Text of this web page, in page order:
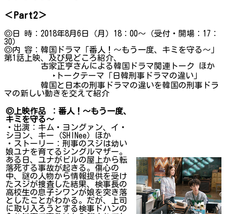
＜Part2＞
◎日 時：2018年8月6日（月）18：00～（受付・開場：17：
30）
◎内 容：韓国ドラマ「番人！～もう一度、キミを守る～」
第1話上映、及び見どころ紹介、
古家正亨さんによる韓国ドラマ関連トーク ほか
‣トークテーマ「日韓刑事ドラマの違い」
韓国と日本の刑事ドラマの違いを韓国の刑事ドラ
マの新しい動きを交えて紹介
◎上映作品 ：番人！～もう一度、
キミを守る～
・出演：キム・ヨングァン、イ・
シヨン、キー（SHINee）ほか
・ストーリー：刑事のスジは幼い
娘ユナを育てるシングルマザー。
ある日、ユナがビルの屋上から転
落死する事故が起きる。傷心の
中、謎の人物から情報提供を受け
たスジが捜査した結果、検事長の
高校生の息子シワンが娘を突き落
としたことがわかる。だが、上司
に取り入ろうとする検事ドハンの